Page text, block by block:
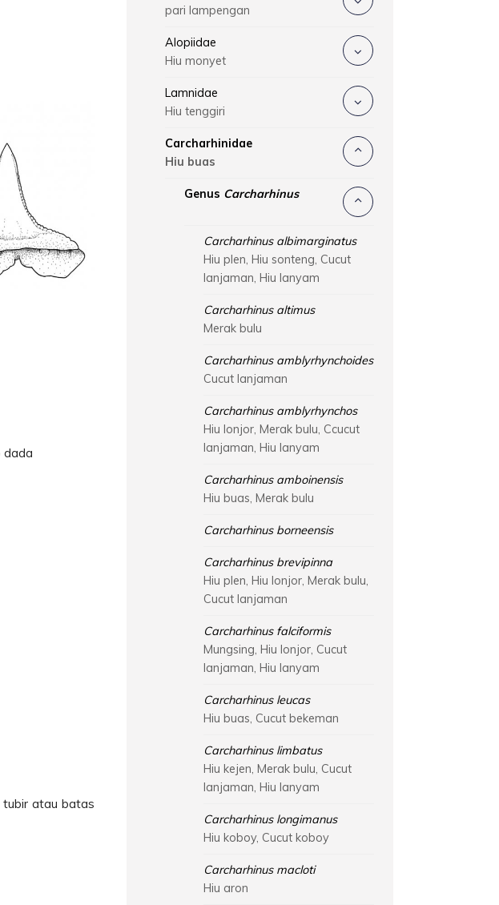
dada
tubir atau batas
pari lampengan
Alopiidae
Hiu monyet
Lamnidae
Hiu tenggiri
Carcharhinidae
Hiu buas
Genus Carcharhinus
Carcharhinus albimarginatus
Hiu plen, Hiu sonteng, Cucut
lanjaman, Hiu lanyam
Carcharhinus altimus
Merak bulu
Carcharhinus amblyrhynchoides
Cucut lanjaman
Carcharhinus amblyrhynchos
Hiu lonjor, Merak bulu, Ccucut
lanjaman, Hiu lanyam
Carcharhinus amboinensis
Hiu buas, Merak bulu
Carcharhinus borneensis
Carcharhinus brevipinna
Hiu plen, Hiu lonjor, Merak bulu,
Cucut lanjaman
Carcharhinus falciformis
Mungsing, Hiu lonjor, Cucut
lanjaman, Hiu lanyam
Carcharhinus leucas
Hiu buas, Cucut bekeman
Carcharhinus limbatus
Hiu kejen, Merak bulu, Cucut
lanjaman, Hiu lanyam
Carcharhinus longimanus
Hiu koboy, Cucut koboy
Carcharhinus macloti
Hiu aron